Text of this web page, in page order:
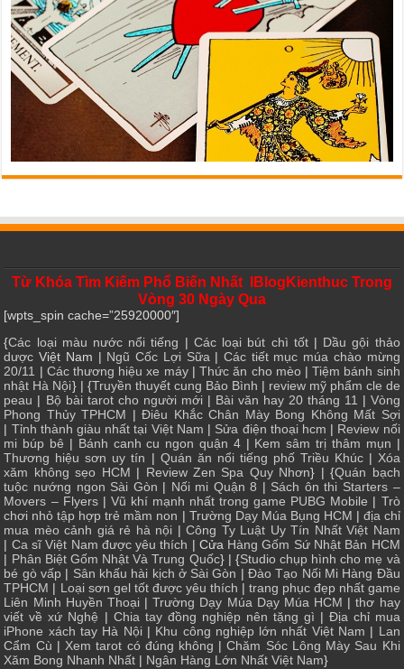
Từ Khóa Tìm Kiếm Phổ Biến Nhất IBlogKienthuc Trong
Vòng 30 Ngày Qua
[wpts_spin cache=”25920000″]
{Các loại màu nước nổi tiếng | Các loại bút chì tốt| Dầu gội thảo
dược Việt Nam | Ngũ Cốc Lợi Sữa | Các tiết mục múa chào mừng
20/11 | Các thương hiệu xe máy|Thức ăn cho mèo|Tiệm bánh sinh
nhật Hà Nội} | {Truyền thuyết cung Bảo Bình | review mỹ phẩm cle de
peau | Bộ bài tarot cho người mới| Bài văn hay 20 tháng 11 | Vòng
Phong Thủy TPHCM |Điêu Khắc Chân Mày Bong Không Mất Sợi
| Tỉnh thành giàu nhất tại Việt Nam | Sửa điện thoại hcm | Review nối
mi búp bê | Bánh canh cu ngon quận 4| Kem sâm trị thâm mụn |
Thương hiệu sơn uy tín | Quán ăn nổi tiếng phố Triều Khúc| Xóa
xăm không sẹo HCM | Review Zen Spa Quy Nhơn} | {Quán bạch
tuộc nướng ngon Sài Gòn | Nối mi Quận 8 | Sách ôn thi Starters –
Movers – Flyers| Vũ khí mạnh nhất trong game PUBG Mobile | Trò
chơi nhỏ tập hợp trẻ mầm non | Trường Dạy Múa Bụng HCM | địa chỉ
mua mèo cảnh giá rẻ hà nội |Công Ty Luật Uy Tín Nhất Việt Nam
| Ca sĩ Việt Nam được yêu thích | Cửa Hàng Gốm Sứ Nhật Bản HCM
| Phân Biệt Gốm Nhật Và Trung Quốc} | {Studio chụp hình cho mẹ và
bé gò vấp | Sân khấu hài kịch ở Sài Gòn |Đào Tạo Nối Mi Hàng Đầu
TPHCM | Loại sơn gel tốt được yêu thích | trang phục đẹp nhất game
Liên Minh Huyền Thoại|Trường Dạy Múa Dạy Múa HCM |thơ hay
viết về xứ Nghệ | Chia tay đồng nghiệp nên tặng gì | Địa chỉ mua
iPhone xách tay Hà Nội| Khu công nghiệp lớn nhất Việt Nam | Lan
Cẩm Cù | Xem tarot có đúng không |Chăm Sóc Lông Mày Sau Khi
Xăm Bong Nhanh Nhất | Ngân Hàng Lớn Nhất Việt Nam}